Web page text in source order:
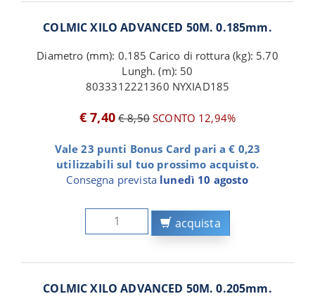
COLMIC XILO ADVANCED 50M. 0.185mm.
Diametro (mm): 0.185 Carico di rottura (kg): 5.70
Lungh. (m): 50
8033312221360 NYXIAD185
€ 7,40 € 8,50SCONTO 12,94%
Vale 23 punti Bonus Card pari a € 0,23
utilizzabili sul tuo prossimo acquisto.
Consegna prevista lunedì 10 agosto
acquista
COLMIC XILO ADVANCED 50M. 0.205mm.